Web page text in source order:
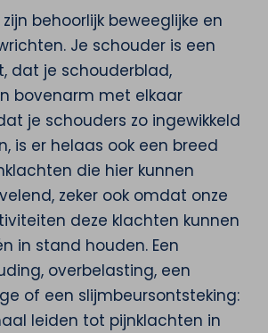
behoorlijk beweeglijke en
Je schouder is een
dat je schouderblad,
bovenarm met elkaar
je schouders zo ingewikkeld
is er helaas ook een breed
die hier kunnen
zeker ook omdat onze
deze klachten kunnen
in stand houden. Een
overbelasting, een
of een slijmbeursontsteking:
leiden tot pijnklachten in